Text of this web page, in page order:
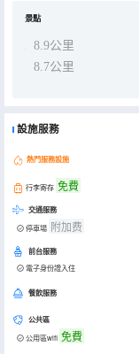
景點
8.9公里
8.7公里
設施服務
熱門服務設施
行李寄存 免費
交通服務
停車場 附加费
前台服務
電子身份證入住
餐飲服務
公共區
公用區wifi 免費